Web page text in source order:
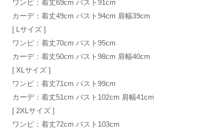
ワンピ：着丈69cm バスト91cm
カーデ：着丈49cm バスト94cm 肩幅39cm
[ Lサイズ ]
ワンピ：着丈70cm バスト95cm
カーデ：着丈50cm バスト98cm 肩幅40cm
[ XLサイズ ]
ワンピ：着丈71cm バスト99cm
カーデ：着丈51cm バスト102cm 肩幅41cm
[ 2XLサイズ ]
ワンピ：着丈72cm バスト103cm